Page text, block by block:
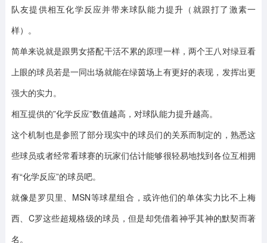
队友提供相互化学反应并带来球队能力提升（就跟打了激素一
样）。
简单来说就是跟男女搭配干活不累的原理一样，两个王八对绿豆看
上眼的球员若是一同出场就能在绿茵场上有更好的表现，发挥出更
强大的实力。
相互提供的”化学反应”数值越高，对球队能力提升越高。
这个机制也是参照了部分现实中的球员们的关系而制定的，熟悉这
些球员或者经常看球赛的玩家们估计能够很轻易地找到各位互相拥
有“化学反应”的球员吧。
就像是罗贝里、MSN等球星组合，或许他们的单体实力比不上梅
西、C罗这些超规格级的球员，但是却凭借着神乎其神的默契而著
名。